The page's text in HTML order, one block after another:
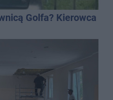
Golfa? Kierowca